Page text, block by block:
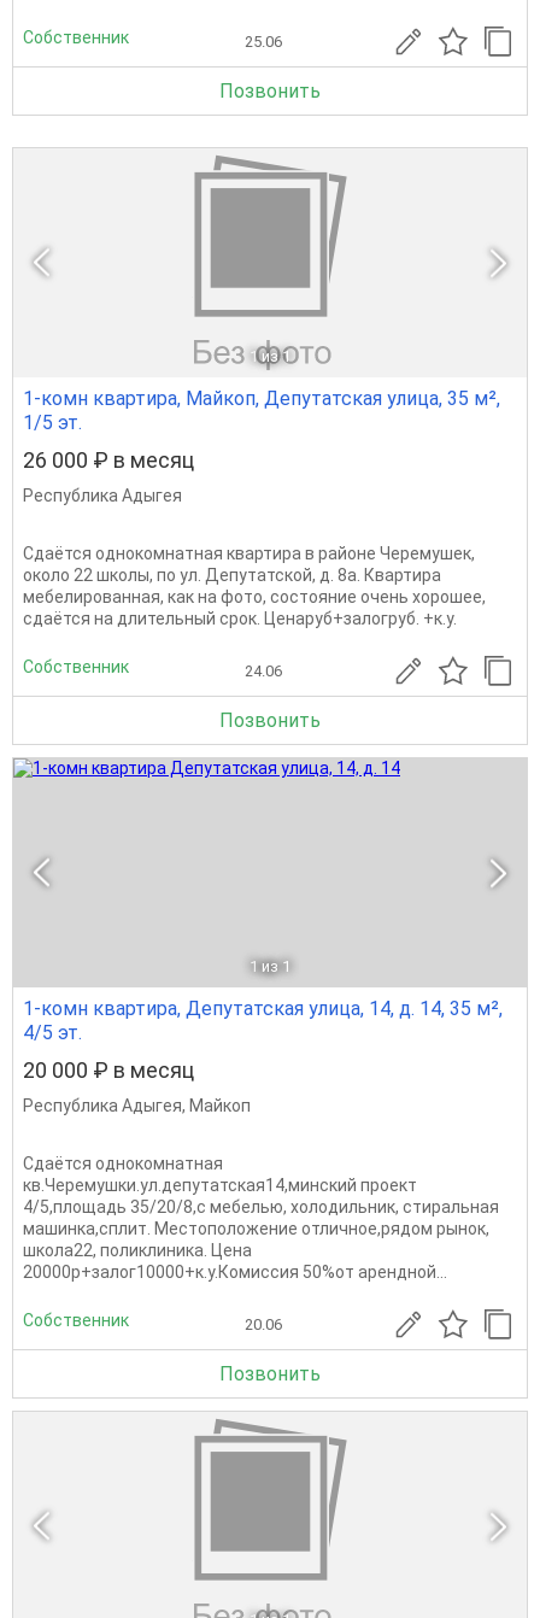
Собственник 25.06
Позвонить
1 из 1
1-комн квартира, Майкоп, Депутатская улица, 35 м²,
1/5 эт.
26 000 ₽ в месяц
Республика Адыгея
Сдаётся однокомнатная квартира в районе Черемушек,
около 22 школы, по ул. Депутатской, д. 8а. Квартира
мебелированная, как на фото, состояние очень хорошее,
сдаётся на длительный срок. Ценаруб+залогруб. +к.у.
Собственник 24.06
Позвонить
1 из 1
1-комн квартира, Депутатская улица, 14, д. 14, 35 м²,
4/5 эт.
20 000 ₽ в месяц
Республика Адыгея, Майкоп
Сдаётся однокомнатная
кв.Черемушки.ул.депутатская14,минский проект
4/5,площадь 35/20/8,с мебелью, холодильник, стиральная
машинка,сплит. Местоположение отличное,рядом рынок,
школа22, поликлиника. Цена
20000р+залог10000+к.у.Комиссия 50%от арендной...
Собственник 20.06
Позвонить